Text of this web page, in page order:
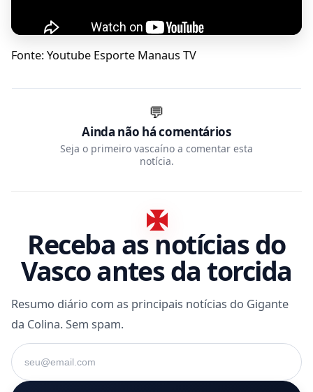
Fonte: Youtube Esporte Manaus TV
💬
Ainda não há comentários
Seja o primeiro vascaíno a comentar esta
notícia.
Receba as notícias do
Vasco antes da torcida
Resumo diário com as principais notícias do Gigante
da Colina. Sem spam.
Seu e-mail